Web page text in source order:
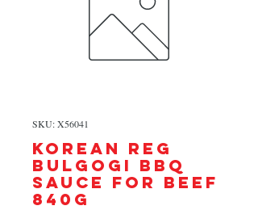
SKU: X56041
KOREAN REG
BULGOGI BBQ
SAUCE FOR BEEF
840g